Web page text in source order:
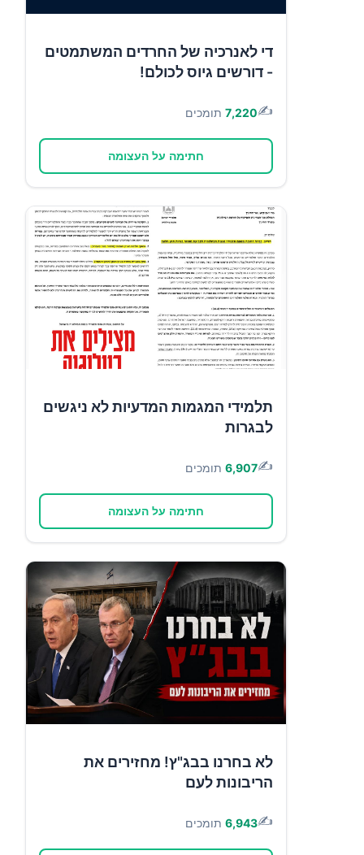
די לאנרכיה של החרדים המשתמטים
- דורשים גיוס לכולם!
✍️
7,220 תומכים
חתימה על העצומה
תלמידי המגמות המדעיות לא ניגשים
לבגרות
✍️
6,907 תומכים
חתימה על העצומה
לא בחרנו בבג"ץ! מחזירים את
הריבונות לעם
✍️
6,943 תומכים